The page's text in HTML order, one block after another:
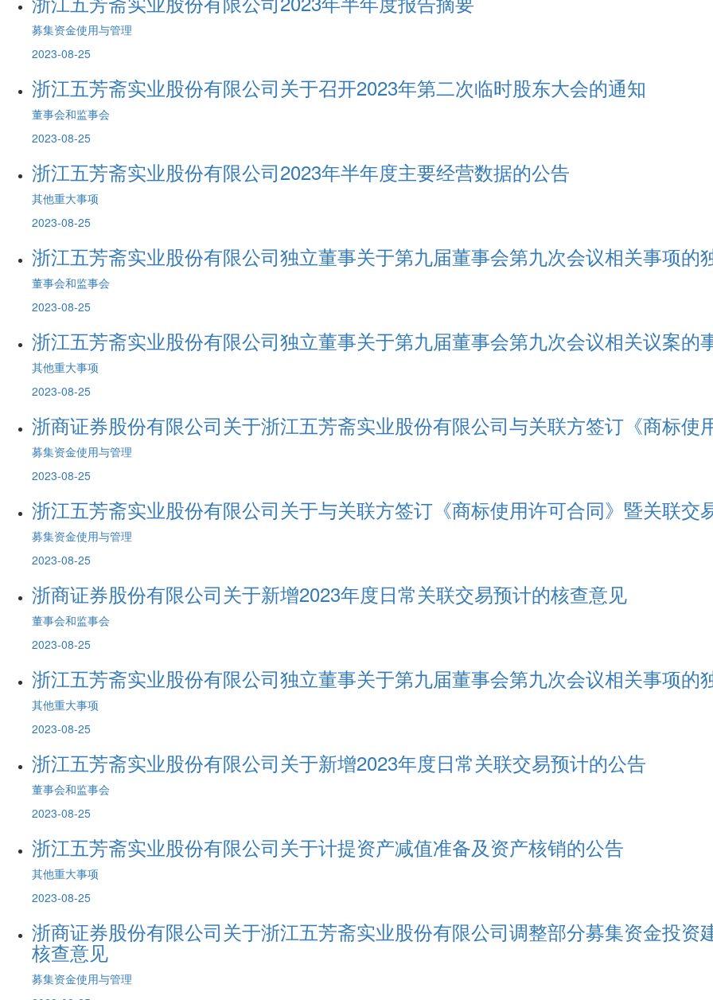
募集资金使用与管理
2023-08-25
浙江五芳斋实业股份有限公司关于召开2023年第二次临时股东大会的通知
董事会和监事会
2023-08-25
浙江五芳斋实业股份有限公司2023年半年度主要经营数据的公告
其他重大事项
2023-08-25
浙江五芳斋实业股份有限公司独立董事关于第九届董事会第九次会议相关事项的
董事会和监事会
2023-08-25
浙江五芳斋实业股份有限公司独立董事关于第九届董事会第九次会议相关议案的
其他重大事项
2023-08-25
浙商证券股份有限公司关于浙江五芳斋实业股份有限公司与关联方签订《商标使
募集资金使用与管理
2023-08-25
浙江五芳斋实业股份有限公司关于与关联方签订《商标使用许可合同》暨关联交
募集资金使用与管理
2023-08-25
浙商证券股份有限公司关于新增2023年度日常关联交易预计的核查意见
董事会和监事会
2023-08-25
浙江五芳斋实业股份有限公司独立董事关于第九届董事会第九次会议相关事项的
其他重大事项
2023-08-25
浙江五芳斋实业股份有限公司关于新增2023年度日常关联交易预计的公告
董事会和监事会
2023-08-25
浙江五芳斋实业股份有限公司关于计提资产减值准备及资产核销的公告
其他重大事项
2023-08-25
浙商证券股份有限公司关于浙江五芳斋实业股份有限公司调整部分募集资金投
核查意见
募集资金使用与管理